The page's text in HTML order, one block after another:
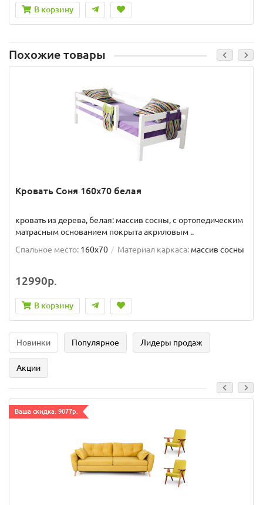
В корзину
Похожие товары
Кровать Соня 160x70 белая
кровать из дерева, белая: массив сосны, с ортопедическим
матрасным основанием покрыта акриловым ..
Спальное место: 160x70 Материал каркаса: массив сосны
12990р.
В корзину
Новинки Популярное Лидеры продаж
Акции
Ваша скидка: 9077р.